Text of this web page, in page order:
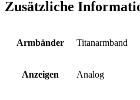
Zusätzliche
Armbänder Titanarmband
Anzeigen Analog